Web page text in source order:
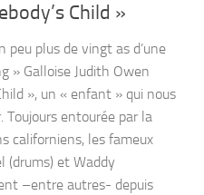
Child »
plus de vingt as d’une
» Galloise Judith Owen
», un « enfant » qui nous
Toujours entourée par la
californiens, les fameux
(drums) et Waddy
–entre autres- depuis